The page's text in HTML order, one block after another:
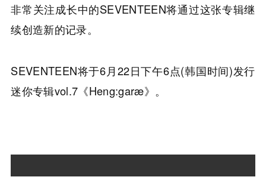
非常关注成长中的SEVENTEEN将通过这张专辑继
续创造新的记录。
SEVENTEEN将于6月22日下午6点(韩国时间)发行
迷你专辑vol.7《Heng:garæ》。